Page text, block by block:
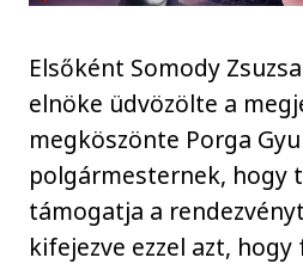
Elsőként Somody
elnöke üdvözölte a
megköszönte Porga
polgármesternek, hogy
támogatja a
kifejezve ezzel azt,